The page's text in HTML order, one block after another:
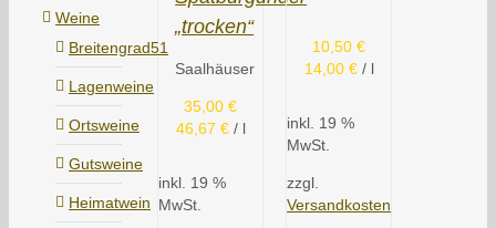
„trocken“
Saalhäuser
35,00€
46,67 €/ l
inkl. 19 %
MwSt.
10,50€
14,00 €/ l
inkl. 19 %
MwSt.
zzgl.
Versandkosten
Weine
Breitengrad51
Lagenweine
Ortsweine
Gutsweine
Heimatwein